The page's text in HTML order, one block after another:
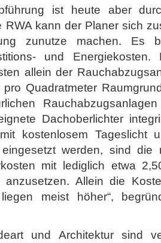
ist heute aber
RWA kann der Planer sich
zunutze machen. Es
und
allein der
Quadratmeter
Dachoberlichter
kostenlosem Tageslicht
eingesetzt werden, sind
mit lediglich etwa
anzusetzen. Allein die
meist höher“,
und Architektur sind